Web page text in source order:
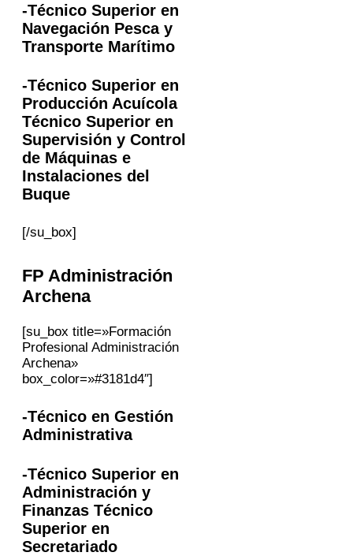
-Técnico Superior en
Navegación Pesca y
Transporte Marítimo
-Técnico Superior en
Producción Acuícola
Técnico Superior en
Supervisión y Control
de Máquinas e
Instalaciones del
Buque
[/su_box]
FP Administración
Archena
[su_box title=»Formación
Profesional Administración
Archena»
box_color=»#3181d4″]
-Técnico en Gestión
Administrativa
-Técnico Superior en
Administración y
Finanzas Técnico
Superior en
Secretariado